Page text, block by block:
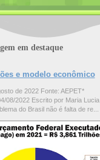
em destaque
e modelo econômico
de 2022 Fonte: AEPET*
08/2022 Escrito por Maria Lucia
do Brasil não é falta de re...